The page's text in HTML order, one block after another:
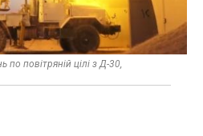
по повітряній цілі з Д-30,